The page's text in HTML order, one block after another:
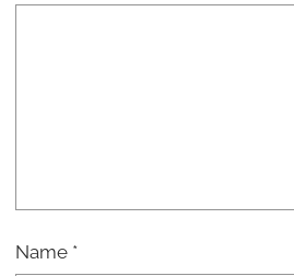
Name *